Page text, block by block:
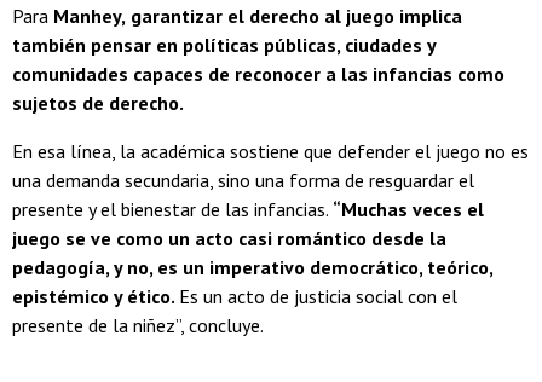
Para Manhey, garantizar el derecho al juego implica
también pensar en políticas públicas, ciudades y
comunidades capaces de reconocer a las infancias como
sujetos de derecho.
En esa línea, la académica sostiene que defender el juego no es
una demanda secundaria, sino una forma de resguardar el
presente y el bienestar de las infancias. “Muchas veces el
juego se ve como un acto casi romántico desde la
pedagogía, y no, es un imperativo democrático, teórico,
epistémico y ético. Es un acto de justicia social con el
presente de la niñez”, concluye.